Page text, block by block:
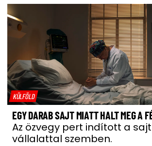
KÜLFÖLD
EGY DARAB SAJT MIATT HALT MEG A
Az özvegy pert indított a
vállalattal szemben.